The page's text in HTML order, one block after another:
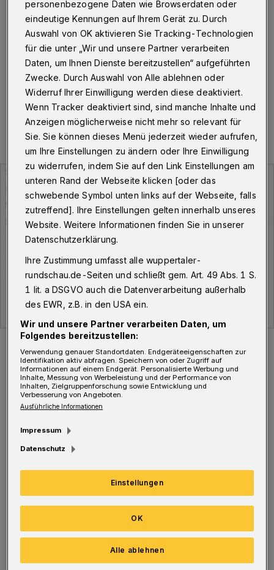
Wuppertal·Am Montag (24. August 2020) meldet die
Stadt Wuppertal insgesamt 105 Menschen, die aktuell
mit dem Corona-Virus infiziert sind.
24.08.2020 , 09:45 Uhr Eine Minute Lesezeit
Die Entwicklung der Corona-Zahlen seit Ostern.
Foto: WR
D ie Gesamtzahl der infizierten Menschen
liegt somit bei 1366, davon aktuell
infiziert sind 105 Personen, davon genesen
1175 Wuppertaler und verstorben 86.
In Quarantäne befinden sich 752 Wuppertaler,
davon in angeordneter häuslicher Quarantäne
personenbezogene Daten wie Browserdaten oder
eindeutige Kennungen auf Ihrem Gerät zu. Durch
Auswahl von OK aktivieren Sie Tracking-Technologien
für die unter „Wir und unsere Partner verarbeiten
Daten, um Ihnen Dienste bereitzustellen“ aufgeführten
Zwecke. Durch Auswahl von Alle ablehnen oder
Widerruf Ihrer Einwilligung werden diese deaktiviert.
Wenn Tracker deaktiviert sind, sind manche Inhalte und
Anzeigen möglicherweise nicht mehr so relevant für
Sie. Sie können dieses Menü jederzeit wieder aufrufen,
um Ihre Einstellungen zu ändern oder Ihre Einwilligung
zu widerrufen, indem Sie auf den Link Einstellungen am
unteren Rand der Webseite klicken [oder das
schwebende Symbol unten links auf der Webseite, falls
zutreffend]. Ihre Einstellungen gelten innerhalb unseres
Website. Weitere Informationen finden Sie in unserer
Datenschutzerklärung.
Ihre Zustimmung umfasst alle wuppertaler-
rundschau.de-Seiten und schließt gem. Art. 49 Abs. 1 S.
1 lit. a DSGVO auch die Datenverarbeitung außerhalb
des EWR, z.B. in den USA ein.
Wir und unsere Partner verarbeiten Daten, um
Folgendes bereitzustellen:
Verwendung genauer Standortdaten. Endgeräteeigenschaften zur
Identifikation aktiv abfragen. Speichern von oder Zugriff auf
Informationen auf einem Endgerät. Personalisierte Werbung und
Inhalte, Messung von Werbeleistung und der Performance von
Inhalten, Zielgruppenforschung sowie Entwicklung und
Verbesserung von Angeboten.
Ausführliche Informationen
Impressum
Datenschutz
Einstellungen
Alle ablehnen
OK